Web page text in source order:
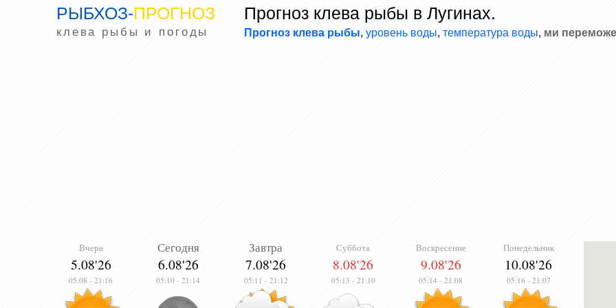
РЫБХОЗ-ПРОГНОЗ
клева рыбы и погоды
Прогноз клева рыбы в Лугинах.
Прогноз клева рыбы, уровень воды, температура воды, ми
Вчера
5.08'26
05:08 - 21:16
Сегодня
6.08'26
05:10 -21:14
Завтра
7.08'26
05:11 - 21:12
Суббота
8.08'26
05:13 - 21:10
Воскресение
9.08'26
05:14 -21:08
Понедельник
10.08'26
05:16 - 21:07